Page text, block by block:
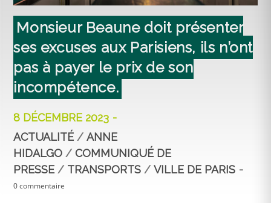
Monsieur Beaune doit présenter
ses excuses aux Parisiens, ils n’ont
pas à payer le prix de son
incompétence.
8 DÉCEMBRE 2023
ACTUALITÉ / ANNE
HIDALGO / COMMUNIQUÉ DE
PRESSE / TRANSPORTS / VILLE DE PARIS
0 commentaire